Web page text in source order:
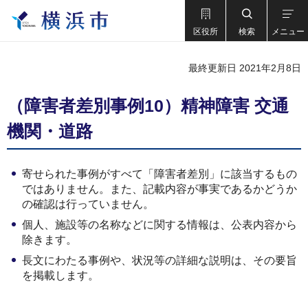
区役所 検索 メニュー
最終更新日 2021年2月8日
（障害者差別事例10）精神障害 交通
機関・道路
寄せられた事例がすべて「障害者差別」に該当するもの
ではありません。また、記載内容が事実であるかどうか
の確認は行っていません。
個人、施設等の名称などに関する情報は、公表内容から
除きます。
長文にわたる事例や、状況等の詳細な説明は、その要旨
を掲載します。